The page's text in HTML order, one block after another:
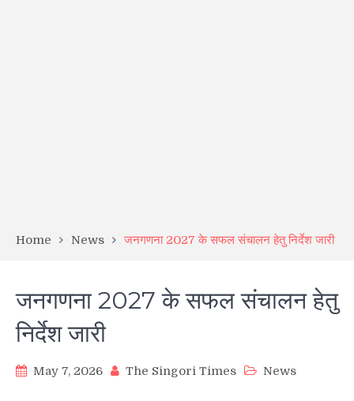
Home News जनगणना 2027 के सफल संचालन हेतु निर्देश जारी
जनगणना 2027 के सफल संचालन हेतु
निर्देश जारी
May 7, 2026 The Singori Times News